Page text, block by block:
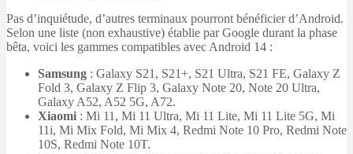
Pas d’inquiétude, d’autres terminaux pourront bénéficier d’Android.
Selon une liste (non exhaustive) établie par Google durant la phase
bêta, voici les gammes compatibles avec Android 14 :
Samsung : Galaxy S21, S21+, S21 Ultra, S21 FE, Galaxy Z
Fold 3, Galaxy Z Flip 3, Galaxy Note 20, Note 20 Ultra,
Galaxy A52, A52 5G, A72.
Xiaomi : Mi 11, Mi 11 Ultra, Mi 11 Lite, Mi 11 Lite 5G, Mi
11i, Mi Mix Fold, Mi Mix 4, Redmi Note 10 Pro, Redmi Note
10S, Redmi Note 10T.